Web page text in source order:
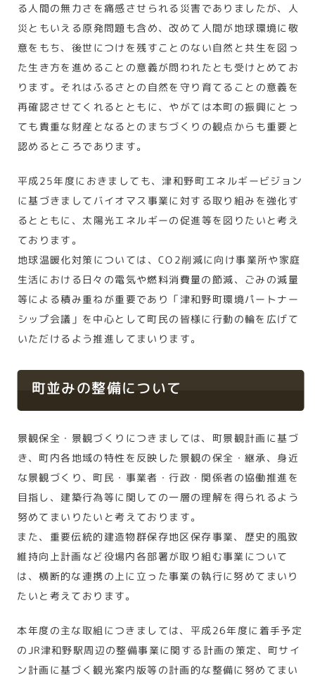
る人間の無力さを痛感させられる災害でありましたが、人
災ともいえる原発問題も含め、改めて人間が地球環境に敬
意をもち、後世につけを残すことのない自然と共生を図っ
た生き方を進めることの意義が問われたとも受けとめてお
ります。それはふるさとの自然を守り育てることの意義を
再確認させてくれるとともに、やがては本町の振興にとっ
ても貴重な財産となるとのまちづくりの観点からも重要と
認めるところであります。
平成25年度におきましても、津和野町エネルギービジョン
に基づきましてバイオマス事業に対する取り組みを強化す
るとともに、太陽光エネルギーの促進等を図りたいと考え
ております。
地球温暖化対策については、CO2削減に向け事業所や家庭
生活における日々の電気や燃料消費量の節減、ごみの減量
等による積み重ねが重要であり「津和野町環境パートナー
シップ会議」を中心として町民の皆様に行動の輪を広げて
いただけるよう推進してまいります。
町並みの整備について
景観保全・景観づくりにつきましては、町景観計画に基づ
き、町内各地域の特性を反映した景観の保全・継承、身近
な景観づくり、町民・事業者・行政・関係者の協働推進を
目指し、建築行為等に関しての一層の理解を得られるよう
努めてまいりたいと考えております。
また、重要伝統的建造物群保存地区保存事業、歴史的風致
維持向上計画など役場内各部署が取り組む事業について
は、横断的な連携の上に立った事業の執行に努めてまいり
たいと考えております。
本年度の主な取組につきましては、平成26年度に着手予定
のJR津和野駅周辺の整備事業に関する計画の策定、町サイ
ン計画に基づく観光案内版等の計画的な整備に努めてまい